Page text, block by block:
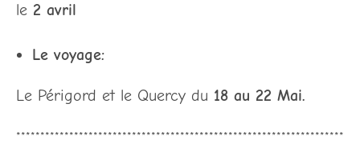
le 2 avril
Le voyage:
Le Périgord et le Quercy du 18 au 22 Mai.
********************************************************************